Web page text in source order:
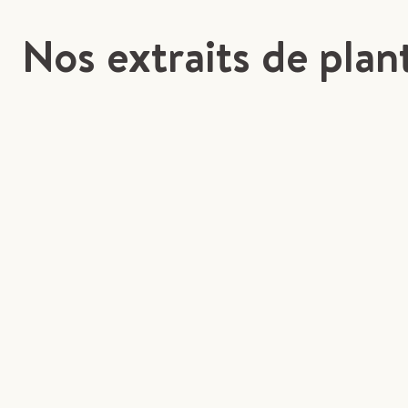
Nos extraits de